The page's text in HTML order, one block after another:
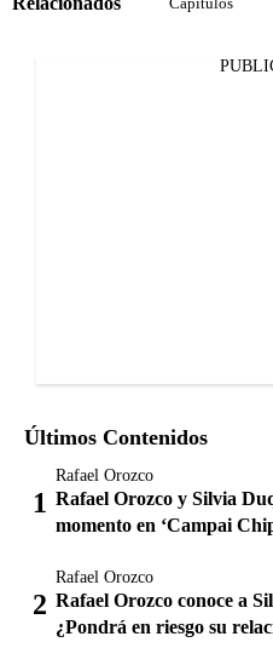
Últimos Contenidos
Rafael Orozco
Rafael Orozco y Silvia
momento en ‘Campai
Rafael Orozco
Rafael Orozco conoce a
¿Pondrá en riesgo su